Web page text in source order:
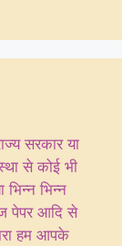
सरकार या
से कोई भी
भिन्न भिन्न
पेपर आदि से
हम आपके